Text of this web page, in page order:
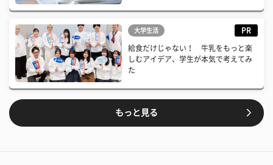
大学生活 PR
給食だけじゃない！ 牛乳をもっと楽
しむアイデア、学生が本気で考えてみ
た
もっと見る